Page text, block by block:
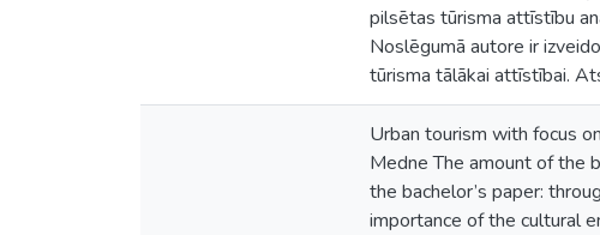
pilsētas tūrisma attīstību
Noslēgumā autore ir
tūrisma tālākai attīstībai.
Urban tourism with focus
Medne The amount of the
the bachelor’s paper:
importance of the cultural